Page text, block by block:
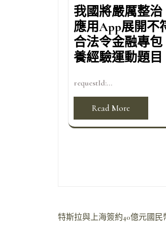
我國將嚴厲整治
應用App展開不
合法令金融專包
養經驗運動題目
requestId:...
Read More
文
特斯拉與上海簽約40億元國